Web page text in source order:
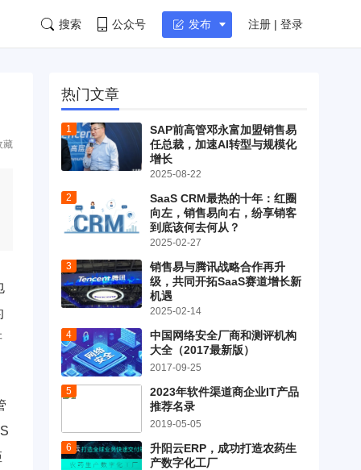
搜索 公众号 发布 注册 | 登录
藏
热门文章
SAP前高管邓永富加盟销售易
任总裁，加速AI转型与规模化
增长
2025-08-22
SaaS CRM最热的十年：红圈
向左，销售易向右，纷享销客
到底该何去何从？
2025-02-27
销售易与腾讯战略合作再升
级，共同开拓SaaS赛道增长新
机遇
2025-02-14
中国网络安全厂商和测评机构
大全（2017最新版）
2017-09-25
2023年软件渠道商企业IT产品
推荐名录
2019-05-05
升阳云ERP，成功打造农药生
产数字化工厂